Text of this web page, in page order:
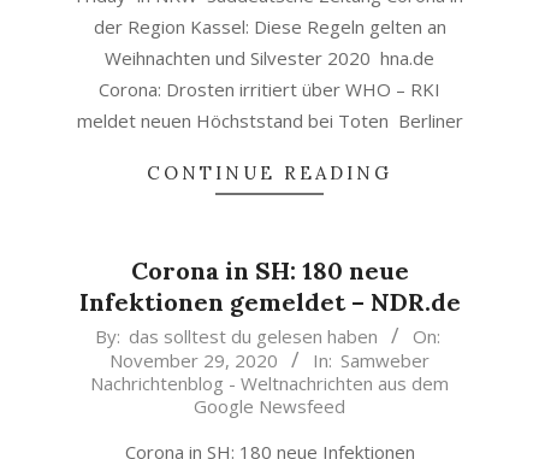
der Region Kassel: Diese Regeln gelten an
Weihnachten und Silvester 2020 hna.de
Corona: Drosten irritiert über WHO – RKI
meldet neuen Höchststand bei Toten Berliner
CONTINUE READING
Corona in SH: 180 neue
Infektionen gemeldet – NDR.de
2020-
29
By: das solltest du gelesen haben
On:
November 29, 2020
In: Samweber
Nachrichtenblog - Weltnachrichten aus dem
Google Newsfeed
Corona in SH: 180 neue Infektionen